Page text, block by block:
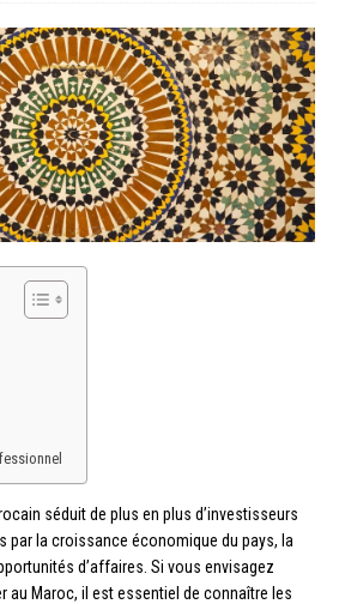
séduit de plus en plus d’investisseurs
par la croissance économique du pays, la
d’affaires. Si vous envisagez
au Maroc, il est essentiel de connaître les